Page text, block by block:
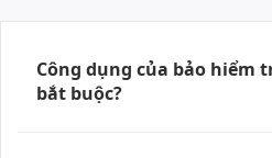
Công dụng của bảo hiểm
bắt buộc?